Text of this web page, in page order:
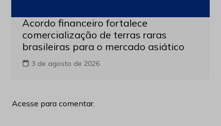
Acordo financeiro fortalece
comercialização de terras raras
brasileiras para o mercado asiático
3 de agosto de 2026
Acesse para comentar.